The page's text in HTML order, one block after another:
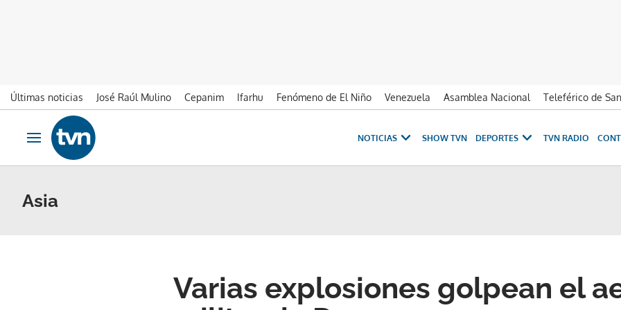
Últimas noticias José Raúl Mulino Cepanim Ifarhu Fenómeno de El Niño Venezuela Asamblea Nacional Teleférico de
Ir al contenido
Obrir navegació
NOTICIAS SHOW TVN DEPORTES TVN RADIO
Asia
Varias explosiones golpean el